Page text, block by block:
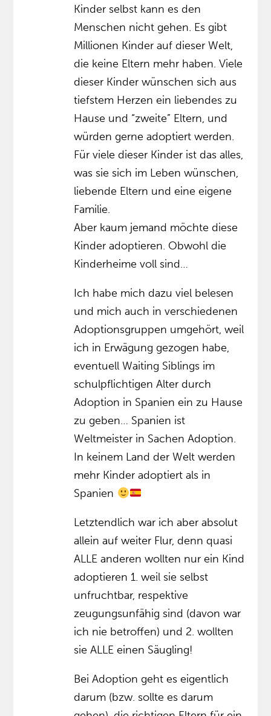
Kinder selbst kann es den
Menschen nicht gehen. Es gibt
Millionen Kinder auf dieser Welt,
die keine Eltern mehr haben. Viele
dieser Kinder wünschen sich aus
tiefstem Herzen ein liebendes zu
Hause und “zweite” Eltern, und
würden gerne adoptiert werden.
Für viele dieser Kinder ist das alles,
was sie sich im Leben wünschen,
liebende Eltern und eine eigene
Familie.
Aber kaum jemand möchte diese
Kinder adoptieren. Obwohl die
Kinderheime voll sind…
Ich habe mich dazu viel belesen
und mich auch in verschiedenen
Adoptionsgruppen umgehört, weil
ich in Erwägung gezogen habe,
eventuell Waiting Siblings im
schulpflichtigen Alter durch
Adoption in Spanien ein zu Hause
zu geben… Spanien ist
Weltmeister in Sachen Adoption.
In keinem Land der Welt werden
mehr Kinder adoptiert als in
Spanien
Letztendlich war ich aber absolut
allein auf weiter Flur, denn quasi
ALLE anderen wollten nur ein Kind
adoptieren 1. weil sie selbst
unfruchtbar, respektive
zeugungsunfähig sind (davon war
ich nie betroffen) und 2. wollten
sie ALLE einen Säugling!
Bei Adoption geht es eigentlich
darum (bzw. sollte es darum